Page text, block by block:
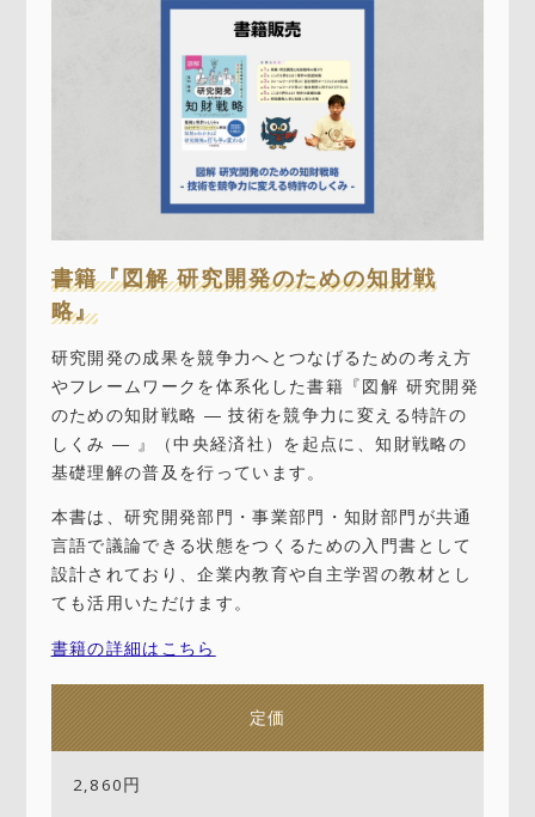
書籍『図解 研究開発のための知財戦
略』
研究開発の成果を競争力へとつなげるための考え方
やフレームワークを体系化した書籍『図解 研究開発
のための知財戦略 ― 技術を競争力に変える特許の
しくみ ― 』（中央経済社）を起点に、知財戦略の
基礎理解の普及を行っています。
本書は、研究開発部門・事業部門・知財部門が共通
言語で議論できる状態をつくるための入門書として
設計されており、企業内教育や自主学習の教材とし
ても活用いただけます。
書籍の詳細はこちら
定価
2,860円